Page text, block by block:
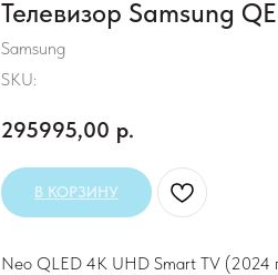
Телевизор Samsung
Samsung
SKU:
295995,00 р.
В КОРЗИНУ
Neo QLED 4K UHD Smart TV (2024